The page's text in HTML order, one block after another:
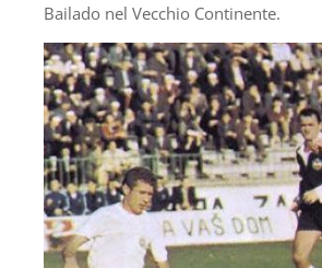
Bailado nel Vecchio Continente.